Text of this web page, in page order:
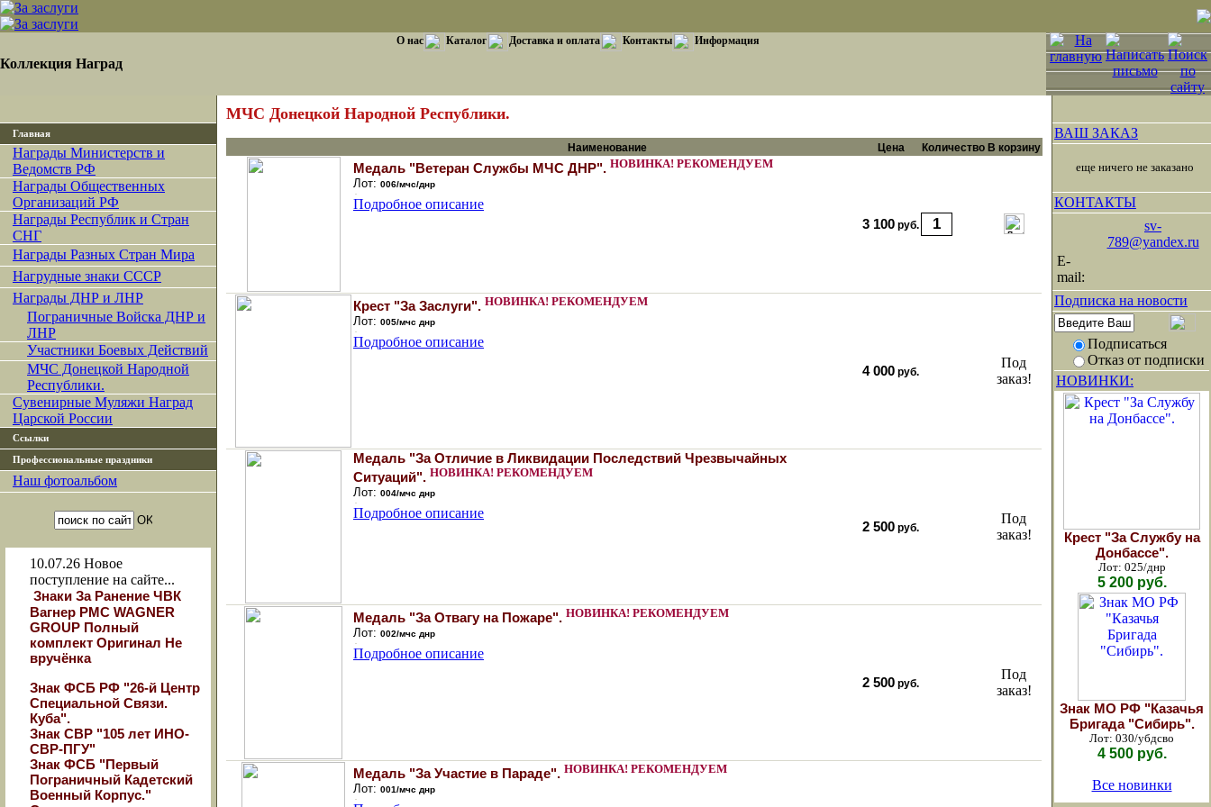
Коллекция Наград
О нас Каталог Доставка и оплата Контакты Информация
Главная
Награды Министерств и
Ведомств РФ
Награды Общественных
Организаций РФ
Награды Республик и Стран
СНГ
Награды Разных Стран Мира
Нагрудные знаки СССР
Награды ДНР и ЛНР
Пограничные Войска ДНР и
ЛНР
Участники Боевых Действий
МЧС Донецкой Народной
Республики.
Сувенирные Муляжи Наград
Царской России
Ссылки
Профессиональные праздники
Наш фотоальбом
10.07.26 Новое
поступление на сайте...
Знаки За Ранение ЧВК
Вагнер РМС WAGNER
GROUP Полный
комплект Оригинал Не
вручёнка
Знак ФСБ РФ "26-й Центр
Специальной Связи.
Куба".
Знак СВР "105 лет ИНО-
СВР-ПГУ"
Знак ФСБ "Первый
Пограничный Кадетский
Военный Корпус."
МЧС Донецкой Народной Республики.
Наименование Цена Количество В корзину
Медаль "Ветеран Службы МЧС ДНР". НОВИНКА! РЕКОМЕНДУЕМ
Лот: 006/мчс/днр
Подробное описание
3 100 руб.
Крест "За Заслуги". НОВИНКА! РЕКОМЕНДУЕМ
Лот: 005/мчс днр
Подробное описание
4 000 руб.
Под
заказ!
Медаль "За Отличие в Ликвидации Последствий Чрезвычайных
Ситуаций". НОВИНКА! РЕКОМЕНДУЕМ
Лот: 004/мчс днр
Подробное описание
2 500 руб.
Под
заказ!
Медаль "За Отвагу на Пожаре". НОВИНКА! РЕКОМЕНДУЕМ
Лот: 002/мчс днр
Подробное описание
2 500 руб.
Под
заказ!
Медаль "За Участие в Параде". НОВИНКА! РЕКОМЕНДУЕМ
Лот: 001/мчс днр
ВАШ ЗАКАЗ
еще ничего не заказано
КОНТАКТЫ
sv-
789@yandex.ru
E-
mail:
Подписка на новости
Подписаться
Отказ от подписки
НОВИНКИ:
Крест "За Службу на
Донбассе".
Лот: 025/днр
5 200 руб.
Знак МО РФ "Казачья
Бригада "Сибирь".
Лот: 030/убдсво
4 500 руб.
Все новинки